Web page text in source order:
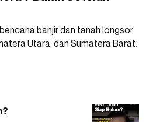
banjir dan tanah longsor
Utara, dan Sumatera Barat.